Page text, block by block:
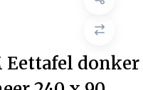
Eettafel donker